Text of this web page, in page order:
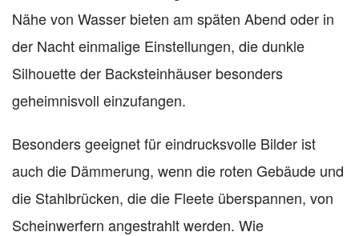
Nähe von Wasser bieten am späten Abend oder in
der Nacht einmalige Einstellungen, die dunkle
Silhouette der Backsteinhäuser besonders
geheimnisvoll einzufangen.
Besonders geeignet für eindrucksvolle Bilder ist
auch die Dämmerung, wenn die roten Gebäude und
die Stahlbrücken, die die Fleete überspannen, von
Scheinwerfern angestrahlt werden. Wie